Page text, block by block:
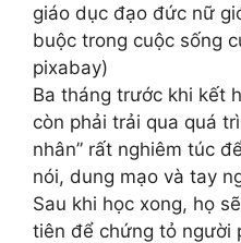
giáo dục đạo đức nữ
buộc trong cuộc sống
pixabay)
Ba tháng trước khi kết
còn phải trải qua quá
nhân” rất nghiêm túc
nói, dung mạo và tay
Sau khi học xong, họ
tiên để chứng tỏ người